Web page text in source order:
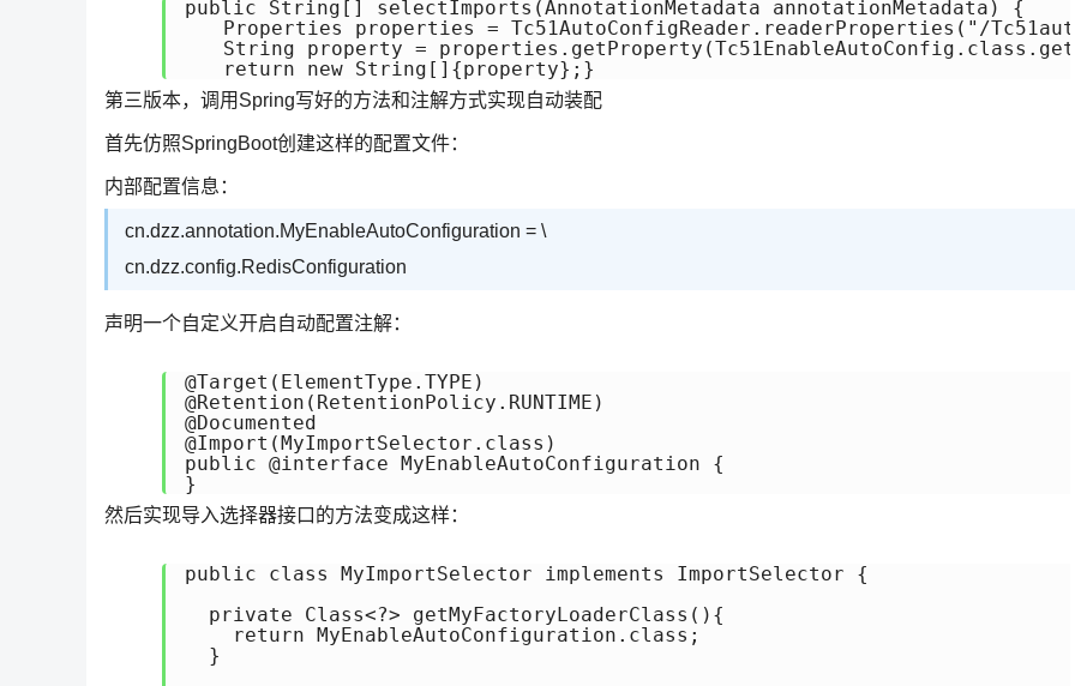
public String[] selectImports(AnnotationMetadata annotationMetadata) {
Properties properties = Tc51AutoConfigReader.readerProperties("/
String property =
return new String[]{property};}
第三版本，调用Spring写好的方法和注解方式实现自动装配
首先仿照SpringBoot创建这样的配置文件：
内部配置信息：
cn.dzz.annotation.MyEnableAutoConfiguration = \
cn.dzz.config.RedisConfiguration
声明一个自定义开启自动配置注解：
@Target(ElementType.TYPE)
@Retention(RetentionPolicy.RUNTIME)
@Documented
@Import(MyImportSelector.class)
public @interface MyEnableAutoConfiguration {
}
然后实现导入选择器接口的方法变成这样：
public class MyImportSelector implements ImportSelector {
  private Class<?> getMyFactoryLoaderClass(){
    return MyEnableAutoConfiguration.class;
  }